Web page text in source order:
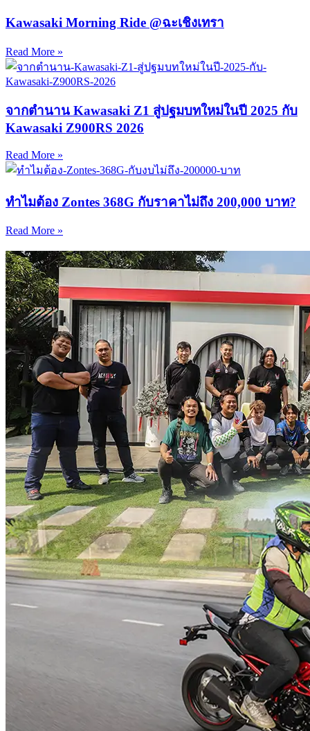
Kawasaki Morning Ride @ฉะเชิงเทรา
Read More »
จากตำนาน Kawasaki Z1 สู่ปฐมบทใหม่ในปี 2025 กับ
Kawasaki Z900RS 2026
Read More »
ทำไมต้อง Zontes 368G กับราคาไม่ถึง 200,000 บาท?
Read More »